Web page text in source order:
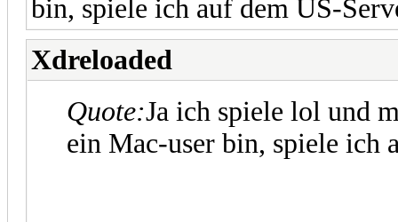
bin, spiele ich auf dem US-
Xdreloaded
Quote:Ja ich spiele lol und
ein Mac-user bin, spiele ich